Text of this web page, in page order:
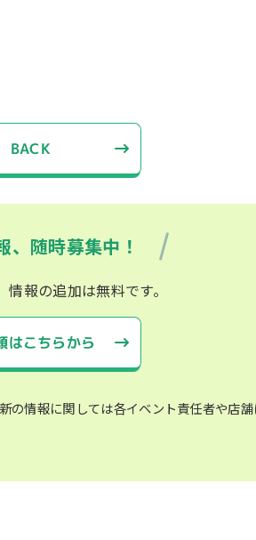
BACK
、随時募集中！
報の追加は無料です。
はこちらから
情報に関しては各イベント責任者や店舗